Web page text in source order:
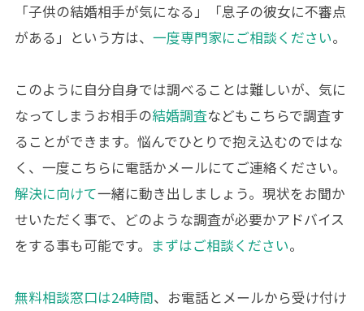
「子供の結婚相手が気になる」「息子の彼女に不審点
がある」という方は、 一度専門家にご相談ください。
このように自分自身では調べることは難しいが、気に
なってしまうお相手の結婚調査などもこちらで調査す
ることができます。悩んでひとりで抱え込むのではな
く、一度こちらに電話かメールにてご連絡ください。
解決に向けて一緒に動き出しましょう。現状をお聞か
せいただく事で、どのような調査が必要かアドバイス
をする事も可能です。 まずはご相談ください。
無料相談窓口は24時間、お電話とメールから受け付け